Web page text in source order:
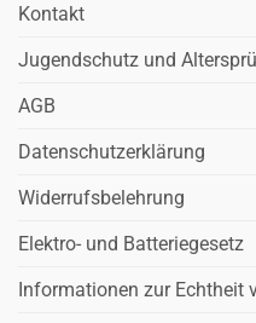
Kontakt
Jugendschutz und
AGB
Datenschutzerklärung
Widerrufsbelehrung
Elektro- und Batteriegesetz
Informationen zur Echtheit